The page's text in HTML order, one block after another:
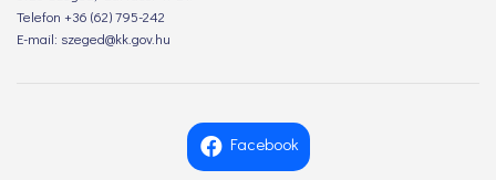
Telefon +36 (62) 795-242
E-mail: szeged@kk.gov.hu
Facebook